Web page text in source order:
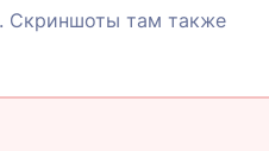
Скриншоты там также